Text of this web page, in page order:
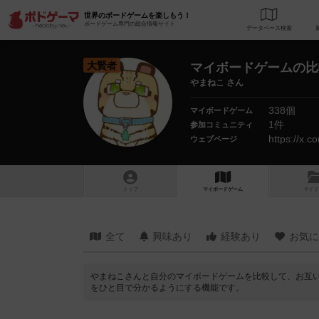
世界のボードゲームを楽しもう！
ボードゲーム専門の総合情報サイト
データベース
大賢者 マイボードゲームの
やまねこ さん
マイボードゲーム 338個
参加コミュニティ 1件
ウェブページ https://
トップ マイボードゲーム マイリ
全て 興味あり 経験あり お気
やまねこさんと自分のマイボードゲームを比較して、お互
をひと目で分かるようにする機能です。